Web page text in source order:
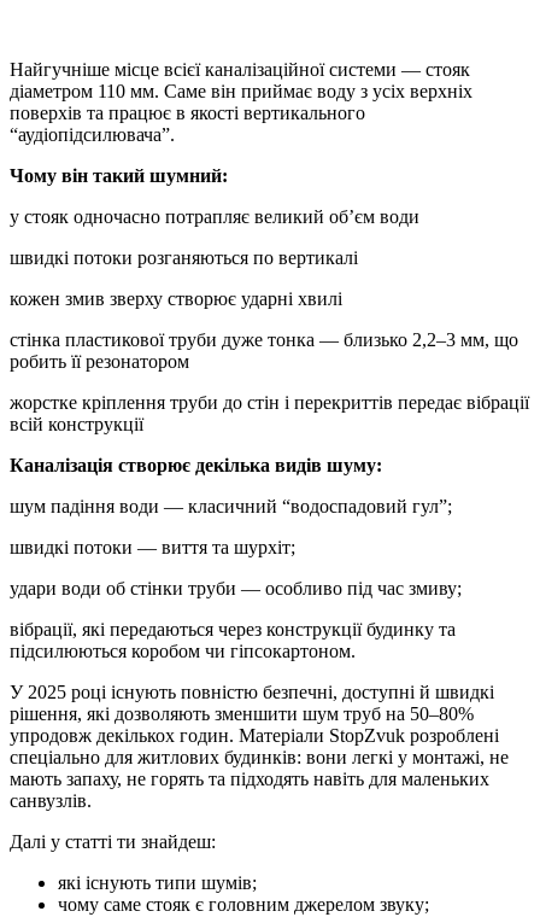
Найгучніше місце всієї каналізаційної системи — стояк
діаметром 110 мм. Саме він приймає воду з усіх верхніх
поверхів та працює в якості вертикального
“аудіопідсилювача”.
Чому він такий шумний:
у стояк одночасно потрапляє великий об’єм води
швидкі потоки розганяються по вертикалі
кожен змив зверху створює ударні хвилі
стінка пластикової труби дуже тонка — близько 2,2–3 мм, що
робить її резонатором
жорстке кріплення труби до стін і перекриттів передає вібрації
всій конструкції
Каналізація створює декілька видів шуму:
шум падіння води — класичний “водоспадовий гул”;
швидкі потоки — виття та шурхіт;
удари води об стінки труби — особливо під час змиву;
вібрації, які передаються через конструкції будинку та
підсилюються коробом чи гіпсокартоном.
У 2025 році існують повністю безпечні, доступні й швидкі
рішення, які дозволяють зменшити шум труб на 50–80%
упродовж декількох годин. Матеріали StopZvuk розроблені
спеціально для житлових будинків: вони легкі у монтажі, не
мають запаху, не горять та підходять навіть для маленьких
санвузлів.
Далі у статті ти знайдеш:
які існують типи шумів;
чому саме стояк є головним джерелом звуку;